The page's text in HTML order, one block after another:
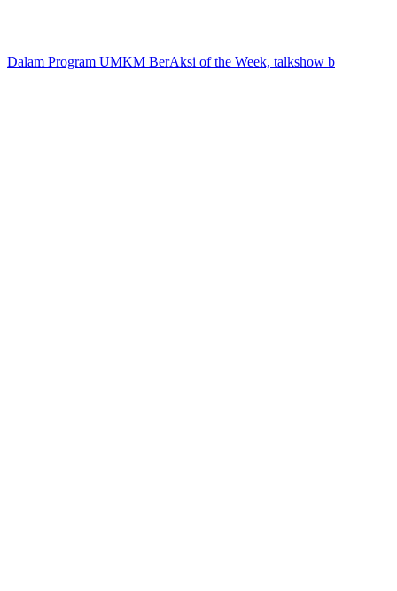
Dalam Program UMKM BerAksi of the Week, talkshow b